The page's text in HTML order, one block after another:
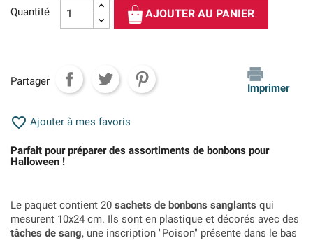
Quantité AJOUTER AU PANIER
Partager
Imprimer
 Ajouter à mes favoris
Parfait pour préparer des assortiments de bonbons pour
Halloween !
Le paquet contient 20 sachets de bonbons sanglants qui
mesurent 10x24 cm. Ils sont en plastique et décorés avec des
tâches de sang, une inscription "Poison" présente dans le bas